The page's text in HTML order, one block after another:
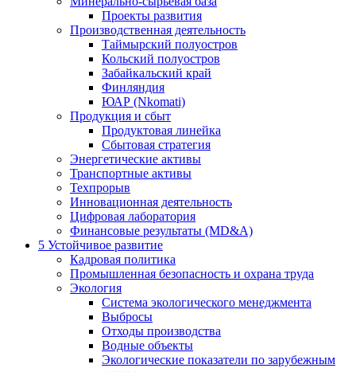
Проекты развития
Производственная деятельность
Таймырский полуостров
Кольский полуостров
Забайкальский край
Финляндия
ЮАР (Nkomati)
Продукция и сбыт
Продуктовая линейка
Сбытовая стратегия
Энергетические активы
Транспортные активы
Техпрорыв
Инновационная деятельность
Цифровая лаборатория
Финансовые результаты (MD&A)
5 Устойчивое развитие
Кадровая политика
Промышленная безопасность и охрана труда
Экология
Система экологического менеджмента
Выбросы
Отходы производства
Водные объекты
Экологические показатели по зарубежным